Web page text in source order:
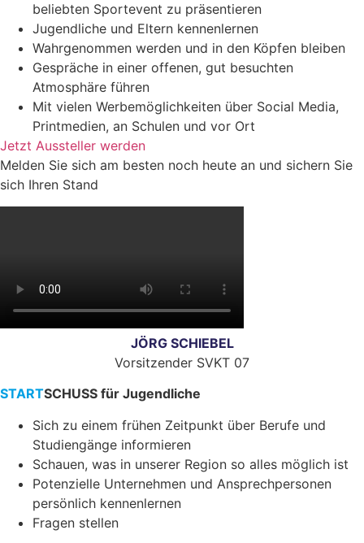
beliebten Sportevent zu präsentieren
Jugendliche und Eltern kennenlernen
Wahrgenommen werden und in den Köpfen bleiben
Gespräche in einer offenen, gut besuchten
Atmosphäre führen
Mit vielen Werbemöglichkeiten über Social Media,
Printmedien, an Schulen und vor Ort
Jetzt Aussteller werden
Melden Sie sich am besten noch heute an und sichern Sie
sich Ihren Stand
JÖRG SCHIEBEL
Vorsitzender SVKT 07
STARTSCHUSS für Jugendliche
Sich zu einem frühen Zeitpunkt über Berufe und
Studiengänge informieren
Schauen, was in unserer Region so alles möglich ist
Potenzielle Unternehmen und Ansprechpersonen
persönlich kennenlernen
Fragen stellen